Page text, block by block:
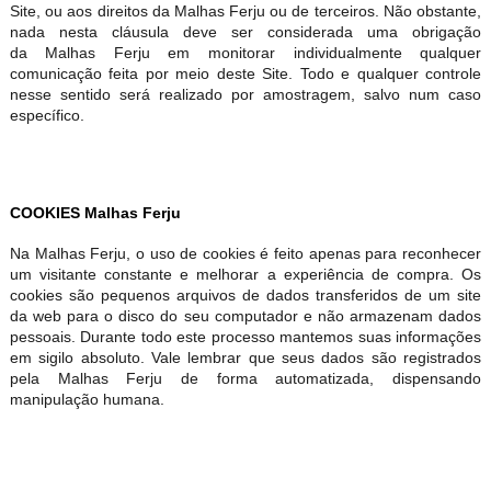
Site, ou aos direitos da Malhas Ferju ou de terceiros. Não obstante,
nada nesta cláusula deve ser considerada uma obrigação
da Malhas Ferju em monitorar individualmente qualquer
comunicação feita por meio deste Site. Todo e qualquer controle
nesse sentido será realizado por amostragem, salvo num caso
específico.
COOKIES Malhas Ferju
Na Malhas Ferju, o uso de cookies é feito apenas para reconhecer
um visitante constante e melhorar a experiência de compra. Os
cookies são pequenos arquivos de dados transferidos de um site
da web para o disco do seu computador e não armazenam dados
pessoais. Durante todo este processo mantemos suas informações
em sigilo absoluto. Vale lembrar que seus dados são registrados
pela Malhas Ferju de forma automatizada, dispensando
manipulação humana.